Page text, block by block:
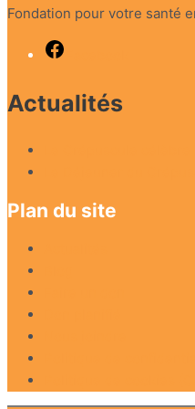
Fondation pour votre santé
Actualités
Plan du site